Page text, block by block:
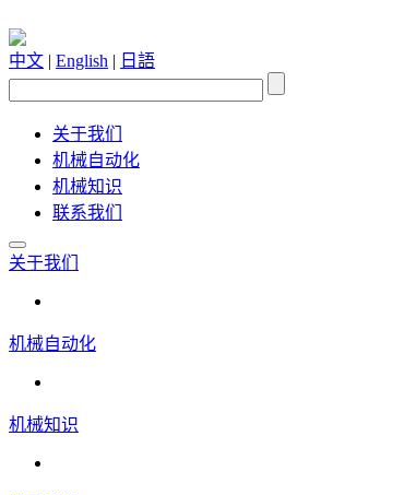
中文 | English | 日語
关于我们
机械自动化
机械知识
联系我们
关于我们
机械自动化
机械知识